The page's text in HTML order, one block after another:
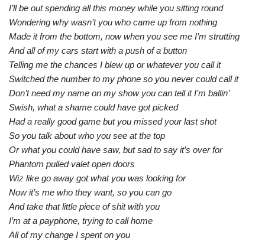
I’ll be out spending all this money while you sitting round
Wondering why wasn’t you who came up from nothing
Made it from the bottom, now when you see me I’m strutting
And all of my cars start with a push of a button
Telling me the chances I blew up or whatever you call it
Switched the number to my phone so you never could call it
Don’t need my name on my show you can tell it I’m ballin’
Swish, what a shame could have got picked
Had a really good game but you missed your last shot
So you talk about who you see at the top
Or what you could have saw, but sad to say it’s over for
Phantom pulled valet open doors
Wiz like go away got what you was looking for
Now it’s me who they want, so you can go
And take that little piece of shit with you
I’m at a payphone, trying to call home
All of my change I spent on you